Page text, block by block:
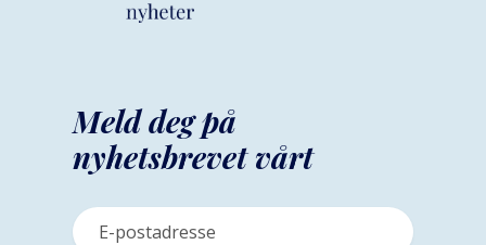
Meld deg på
nyhetsbrevet vårt